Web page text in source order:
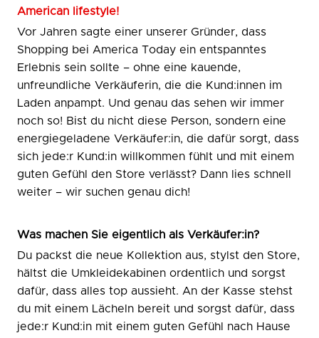
American lifestyle!
Vor Jahren sagte einer unserer Gründer, dass
Shopping bei America Today ein entspanntes
Erlebnis sein sollte – ohne eine kauende,
unfreundliche Verkäuferin, die die Kund:innen im
Laden anpampt. Und genau das sehen wir immer
noch so! Bist du nicht diese Person, sondern eine
energiegeladene Verkäufer:in, die dafür sorgt, dass
sich jede:r Kund:in willkommen fühlt und mit einem
guten Gefühl den Store verlässt? Dann lies schnell
weiter – wir suchen genau dich!
Was machen Sie eigentlich als Verkäufer:in?
Du packst die neue Kollektion aus, stylst den Store,
hältst die Umkleidekabinen ordentlich und sorgst
dafür, dass alles top aussieht. An der Kasse stehst
du mit einem Lächeln bereit und sorgst dafür, dass
jede:r Kund:in mit einem guten Gefühl nach Hause